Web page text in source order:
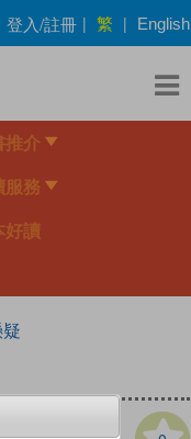
登入/註冊 | 繁 | English
推介
服務
好讀